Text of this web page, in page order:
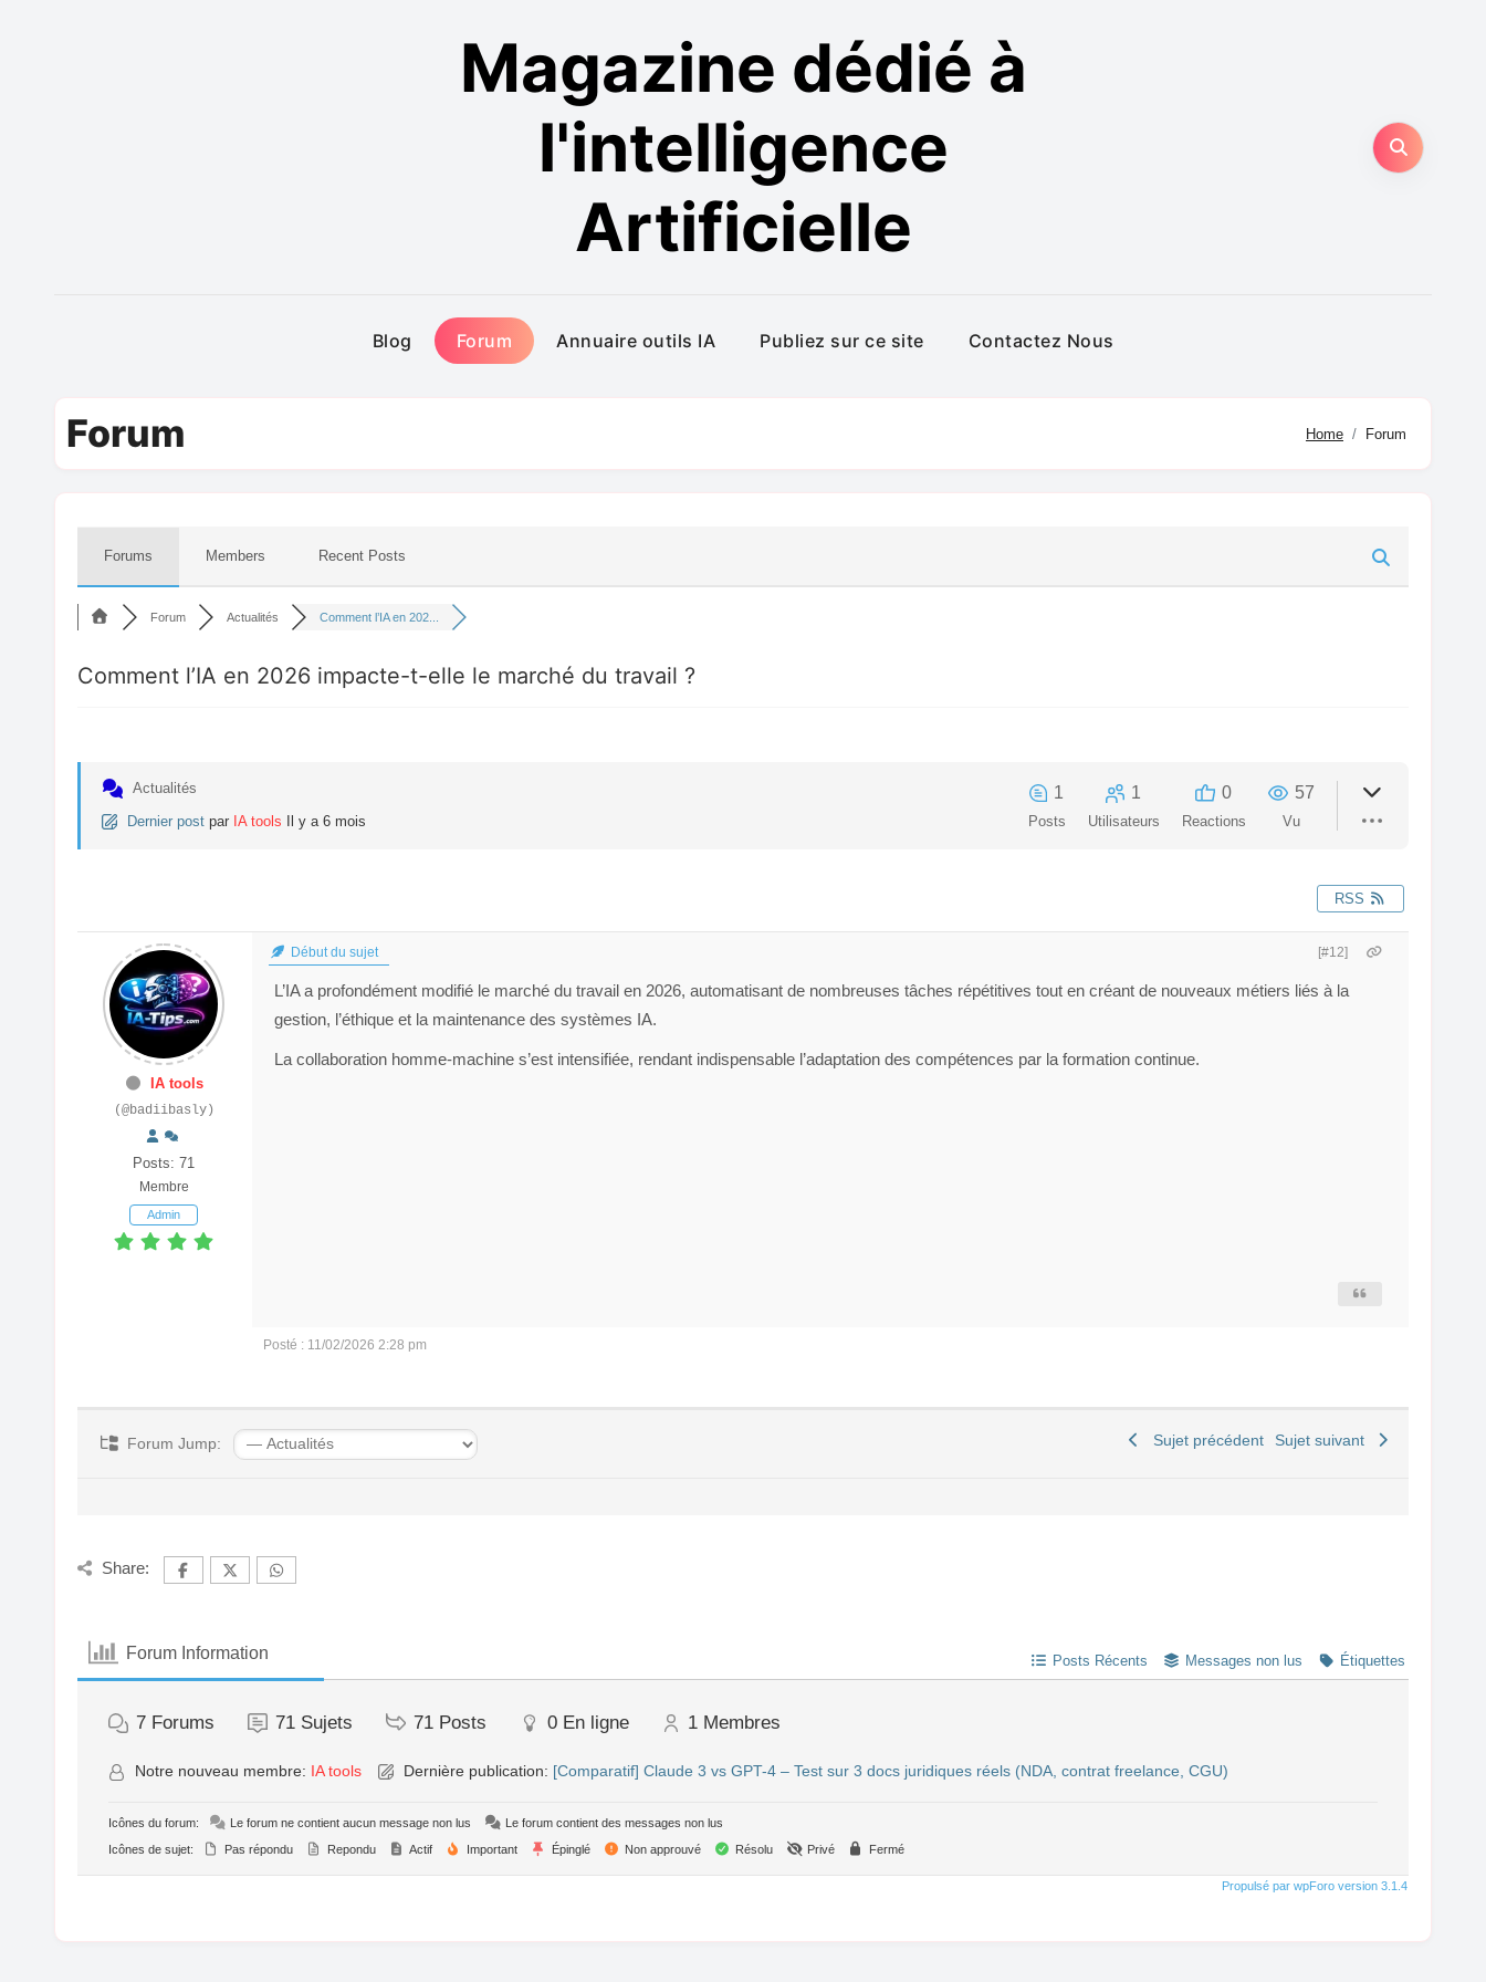
Magazine dédié à
l'intelligence
Artificielle
Blog Forum Annuaire outils IA Publiez sur ce site Contactez Nous
Forum Home Forum
Forums Members Recent Posts
Forum Actualités Comment l’IA en 202...
Comment l’IA en 2026 impacte-t-elle le marché du travail ?
Actualités
Dernier post par IA tools Il y a 6 mois
1
Posts
1
Utilisateurs
0
Reactions
57
Vu
RSS
IA tools
(@badiibasly)
Posts: 71
Membre
Admin
Début du sujet [#12]
L’IA a profondément modifié le marché du travail en 2026, automatisant de nombreuses tâches répétitives tout en créant de nouveaux métiers liés à la
gestion, l’éthique et la maintenance des systèmes IA.
La collaboration homme-machine s’est intensifiée, rendant indispensable l’adaptation des compétences par la formation continue.
Posté : 11/02/2026 2:28 pm
Forum Jump: Sujet précédent Sujet suivant
Share:
Forum Information Posts Récents Messages non lus Étiquettes
7 Forums 71 Sujets 71 Posts 0 En ligne 1 Membres
Notre nouveau membre: IA tools Dernière publication: [Comparatif] Claude 3 vs GPT-4 – Test sur 3 docs juridiques réels (NDA, contrat freelance, CGU)
Icônes du forum: Le forum ne contient aucun message non lus
Le forum contient des messages non lus
Icônes de sujet:
Pas répondu Repondu Actif Important Épinglé Non approuvé Résolu Privé Fermé
Propulsé par wpForo version 3.1.4